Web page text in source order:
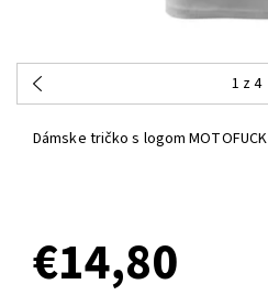
1 z 4
Dámske tričko s logom MOTOFUCK
€14,80